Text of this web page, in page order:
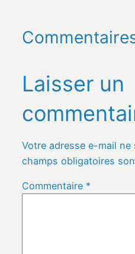
Laisser un
Votre adresse e-mail ne
champs obligatoires
Commentaire *